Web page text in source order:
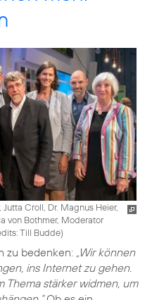
Jutta Croll, Dr. Magnus Heier,
von Bothmer, Moderator
Till Budde)
zu bedenken: „Wir können
ins Internet zu gehen.
Thema stärker widmen, um